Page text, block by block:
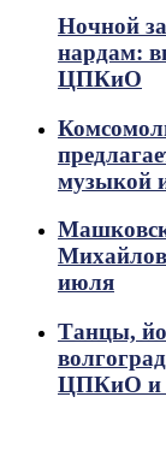
Ночной
нардам:
ЦПКиО
музыкой
июля
Танцы,
ЦПКиО и